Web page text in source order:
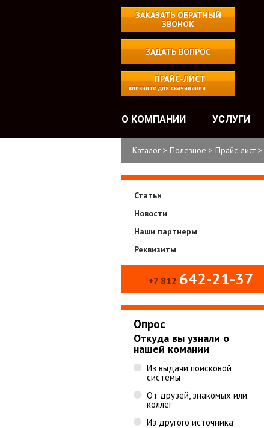
ЗАКАЗАТЬ ОБРАТНЫЙ
ЗВОНОК
ЗАДАТЬ ВОПРОС
ПРАЙС-ЛИСТ
кликните для скачивания
О КОМПАНИИ УСЛУГИ
Каталог > Полезное > Прайс-лист >
Статьи
Новости
Наши партнеры
Реквизиты
+7 812 642-21-37
Опрос
Откуда вы узнали о
нашей комании
Из выдачи поисковой
системы
От друзей, знакомых или
коллег
Из другого источника